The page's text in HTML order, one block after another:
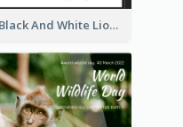
Black And White Lion World Wildlife Day Instagram Post